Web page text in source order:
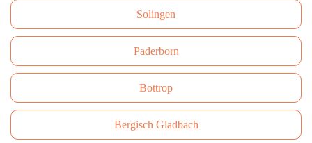
Solingen
Paderborn
Bottrop
Bergisch Gladbach